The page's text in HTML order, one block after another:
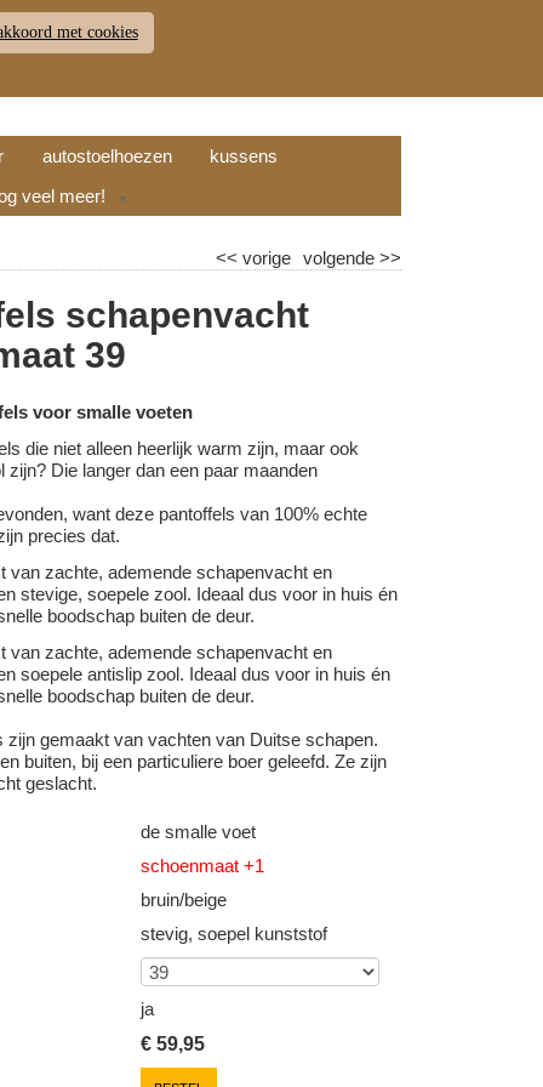
RETOUR WINKELWAGEN (
autostoelhoezen
kussens
veel meer! ▼
volgende>>
<< vorige
schapenvacht
39
voor smalle voeten
die niet alleen heerlijk warm zijn, maar ook
zijn? Die langer dan een paar maanden
want deze pantoffels van 100% echte
precies dat.
van zachte, ademende schapenvacht en
stevige, soepele zool. Ideaal dus voor in huis én
boodschap buiten de deur.
van zachte, ademende schapenvacht en
soepele antislip zool. Ideaal dus voor in huis én
boodschap buiten de deur.
zijn gemaakt van vachten van Duitse schapen.
buiten, bij een particuliere boer geleefd. Ze zijn
geslacht.
de smalle voet
schoenmaat +1
bruin/beige
stevig, soepel kunststof
ja
€59,95
met cookies